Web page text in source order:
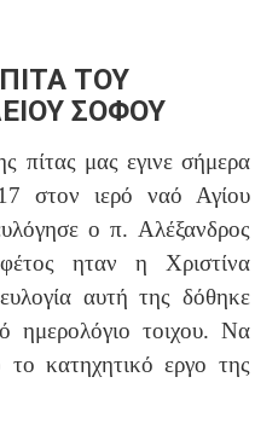
ΤΟΥ
ΣΟΦΟΥ
πίτας μας εγινε σήμερα
στον ιερό ναό Αγίου
ο π. Αλέξανδρος
ηταν η Χριστίνα
αυτή της δόθηκε
ημερολόγιο τοιχου. Να
το κατηχητικό εργο της